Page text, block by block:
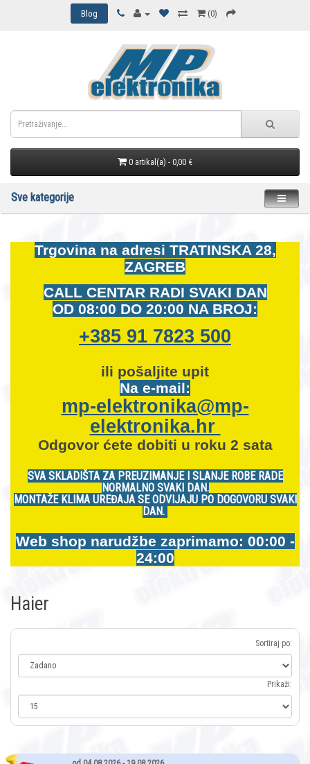
Blog (0)
0 artikal(a) - 0,00 €
Sve kategorije
Trgovina na adresi TRATINSKA 28,
ZAGREB
CALL CENTAR RADI SVAKI DAN
OD 08:00 DO 20:00 NA BROJ:
+385 91 7823 500
ili pošaljite upit
Na e-mail:
mp-elektronika@mp-
elektronika.hr
Odgovor ćete dobiti u roku 2 sata
SVA SKLADIŠTA ZA PREUZIMANJE I SLANJE ROBE RADE
NORMALNO SVAKI DAN.
MONTAŽE KLIMA UREĐAJA SE ODVIJAJU PO DOGOVORU SVAKI
DAN.
Web shop narudžbe zaprimamo: 00:00 -
24:00
Haier
Sortiraj po:
Prikaži: